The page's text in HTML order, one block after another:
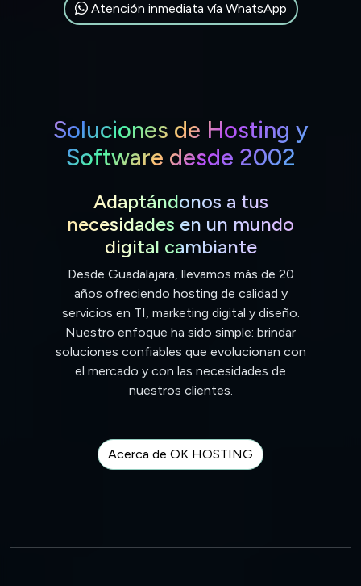
Atención inmediata vía WhatsApp
Soluciones de Hosting y
Software desde 2002
Adaptándonos a tus
necesidades en un mundo
digital cambiante
Desde Guadalajara, llevamos más de 20
años ofreciendo hosting de calidad y
servicios en TI, marketing digital y diseño.
Nuestro enfoque ha sido simple: brindar
soluciones confiables que evolucionan con
el mercado y con las necesidades de
nuestros clientes.
Acerca de OK HOSTING